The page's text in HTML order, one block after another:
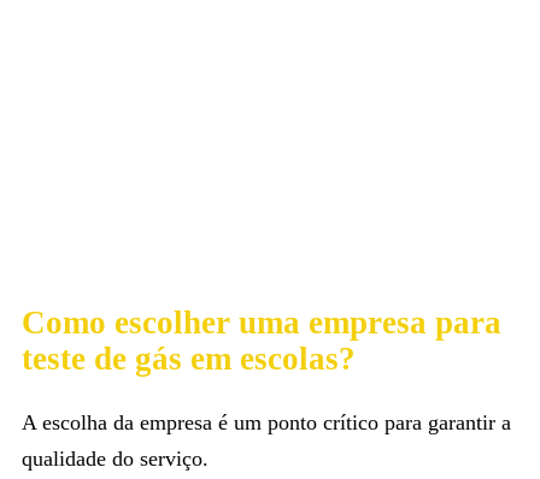
Como escolher uma empresa para
teste de gás em escolas?
A escolha da empresa é um ponto crítico para garantir a
qualidade do serviço.